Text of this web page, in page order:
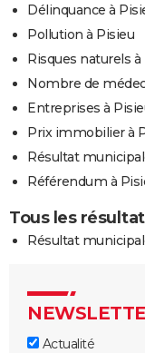
Délinquance à
Pollution à Pisieu
Risques naturels à
Nombre de
Entreprises à
Prix immobilier à
Résultat
Référendum à
Tous les
Résultat
Actualité